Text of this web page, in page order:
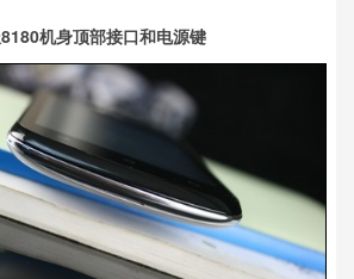
机身顶部接口和电源键